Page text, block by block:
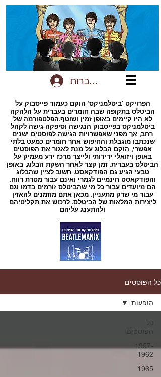
להתחברות
הפרויקט ‘ביטלמניקס’ הוקם כעמוד פייסבוק על
הביטלס בתקופה שבה חומרים בעברית על הלהקה
לא היו קיימים באופן זמין ושוטף.הפלטפורמה של
ביטלמניקס בפייסבוק הנגישה וסיפקה גישה לקהל
רחב, אך מפני שאפשרויות הגישה לפוסטים ישנים
שנכתבו מוגבלת והחיפוש אחר חומרים כמעט בלתי
אפשרי, הוקם הבלוג על מנת לאגור את הפוסטים
באופן ויזואלי ידידותי ולייצר מרכז ידע מעמיק על
הביטלס בעברית. זמן קצר לאחר השקת הבלוג, באופן
טבעי הגיע גם הפודקאסט. חשוב לציין שהבלוג
והפודקאסט חינמיים לגמרי ואינם עבור מטרת רווח.
הם מיועדים עבור כל מי שהביטלס זורמים בדמו וגם
עבור מי שרק מתעניין. מכאן אתם מוזמנים להאזין
ליצירות המלאות של הביטלס, לרכוש את תקליטיהם
ולהתענג עליהם
כל הפוסטים
כל
הפוסטים
1957-
1962
1965
הופעות